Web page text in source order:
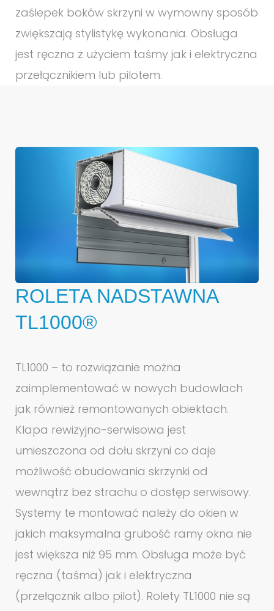
zaślepek boków skrzyni w wymowny sposób
zwiększają stylistykę wykonania. Obsługa
jest ręczna z użyciem taśmy jak i elektryczna
przełącznikiem lub pilotem.
ROLETA NADSTAWNA
TL1000®
TL1000 – to rozwiązanie można
zaimplementować w nowych budowlach
jak również remontowanych obiektach.
Klapa rewizyjno-serwisowa jest
umieszczona od dołu skrzyni co daje
możliwość obudowania skrzynki od
wewnątrz bez strachu o dostęp serwisowy.
Systemy te montować należy do okien w
jakich maksymalna grubość ramy okna nie
jest większa niż 95 mm. Obsługa może być
ręczna (taśma) jak i elektryczna
(przełącznik albo pilot). Rolety TL1000 nie są